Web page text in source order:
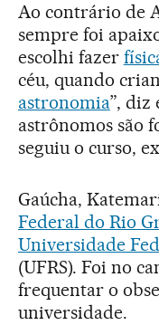
Ao contrário de
sempre foi
escolhi fazer
céu, quando
astronomia”, diz
astrônomos são
seguiu o curso,
Gaúcha,
Federal do Rio
Universidade
(UFRS). Foi no
frequentar o
universidade.